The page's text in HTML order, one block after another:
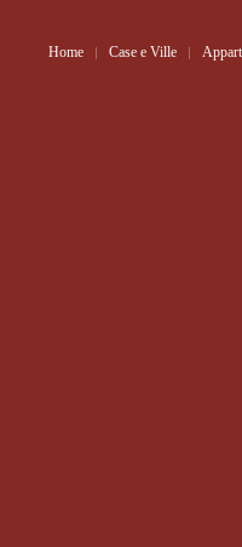
Home Case e Ville